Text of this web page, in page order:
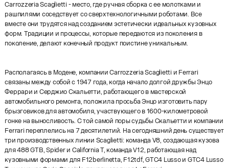
Carrozzeria Scaglietti - место, где ручная сборка с ее молотками и
рашпилями соседствует со сверхтехнологичными роботами. Все
вместе они трудятся над созданием эстетически идеальных кузовных
форм. Традиции и процессы, которые передаются из поколения в
поколение, делают конечный продукт поистине уникальным.
Располагаясь в Модене, компании Carrozzeria Scaglietti и Ferrari
связаны между собой с 1947 года, когда начало долгой дружбы Энцо
Феррари и Серджио Скальетти, работающего в мастерской
автомобильного ремонта, положила просьба Энцо изготовить пару
брызговиков для автомобиля, участвующего в 1600-километровой
гонке на выносливость. С той самой поры судьбы Скальетти и компании
Ferrari переплелись на 7 десятилетий. На сегодняшний день существует
три производственных линии Scaglietti: команда V8, создающая кузова
для 488 GTB, Spider и California T, команда V12, работающая над
кузовными формами для F12berlinetta, F12tdf, GTC4 Lusso и GTC4 Lusso